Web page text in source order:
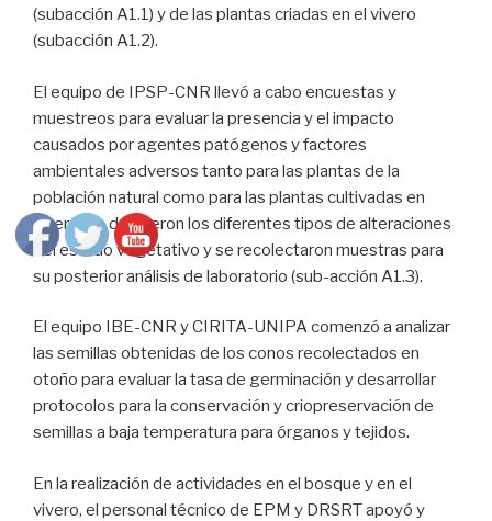
(subacción A1.1) y de las plantas criadas en el vivero
(subacción A1.2).
El equipo de IPSP-CNR llevó a cabo encuestas y
muestreos para evaluar la presencia y el impacto
causados ​​por agentes patógenos y factores
ambientales adversos tanto para las plantas de la
población natural como para las plantas cultivadas en
vivero. Se definieron los diferentes tipos de alteraciones
del estado vegetativo y se recolectaron muestras para
su posterior análisis de laboratorio (sub-acción A1.3).
El equipo IBE-CNR y CIRITA-UNIPA comenzó a analizar
las semillas obtenidas de los conos recolectados en
otoño para evaluar la tasa de germinación y desarrollar
protocolos para la conservación y criopreservación de
semillas a baja temperatura para órganos y tejidos.
En la realización de actividades en el bosque y en el
vivero, el personal técnico de EPM y DRSRT apoyó y